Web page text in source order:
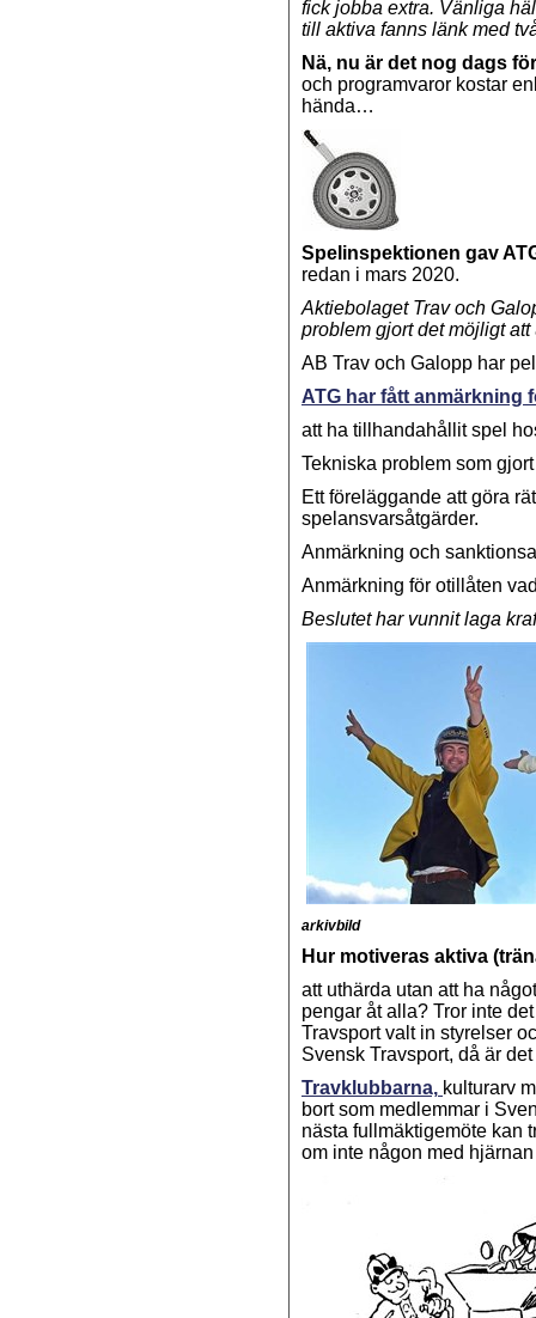
fick jobba extra. Vänliga
till aktiva fanns länk med
Nä, nu är det nog dags
och programvaror kostar
hända…
Spelinspektionen gav
redan i mars 2020.
Aktiebolaget Trav och
problem gjort det möjligt
AB Trav och Galopp har
ATG har fått anmärkning
att ha tillhandahållit spel
Tekniska problem som
Ett föreläggande att göra
spelansvarsåtgärder.
Anmärkning och
Anmärkning för otillåten
Beslutet har vunnit laga
arkivbild
Hur motiveras aktiva
att uthärda utan att ha
pengar åt alla? Tror inte
Travsport valt in styrelser
Svensk Travsport, då är
Travklubbarna, kulturarv
bort som medlemmar i
nästa fullmäktigemöte kan
om inte någon med